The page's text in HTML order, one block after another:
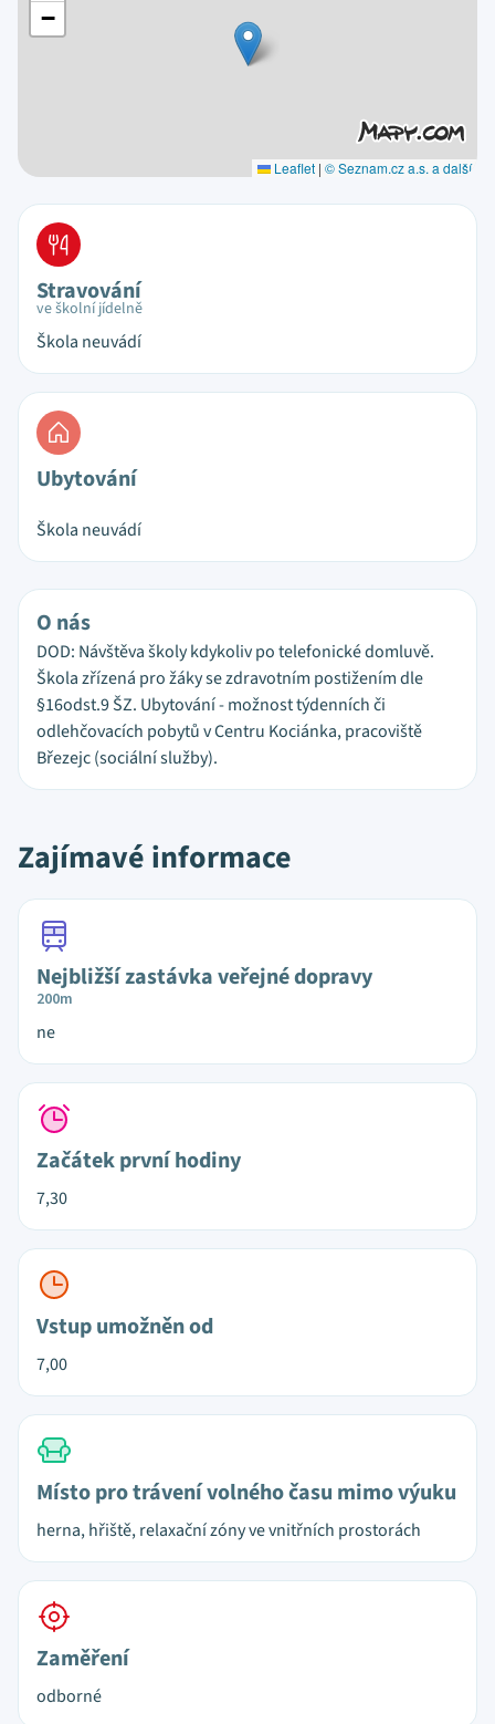
−
Leaflet | © Seznam.cz a.s. a další
Stravování
ve školní jídelně
Škola neuvádí
Ubytování
Škola neuvádí
O nás
DOD: Návštěva školy kdykoliv po telefonické domluvě.
Škola zřízená pro žáky se zdravotním postižením dle
§16odst.9 ŠZ. Ubytování - možnost týdenních či
odlehčovacích pobytů v Centru Kociánka, pracoviště
Březejc (sociální služby).
Zajímavé informace
Nejbližší zastávka veřejné dopravy
200m
ne
Začátek první hodiny
7,30
Vstup umožněn od
7,00
Místo pro trávení volného času mimo výuku
herna, hřiště, relaxační zóny ve vnitřních prostorách
Zaměření
odborné